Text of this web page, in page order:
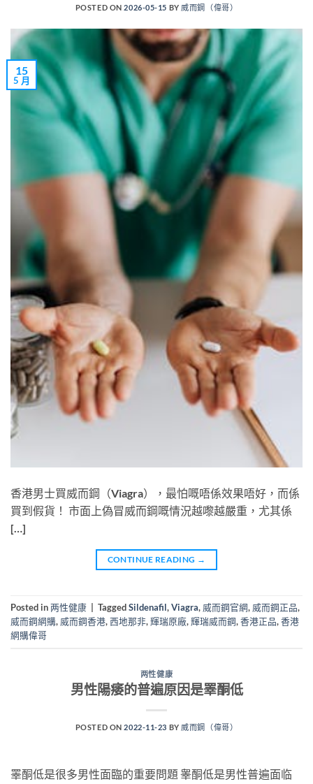
POSTED ON2026-05-15 BY 威而鋼（偉哥）
15
5 月
香港男士買威而鋼（Viagra），最怕嘅唔係效果唔好，而係
買到假貨！ 市面上偽冒威而鋼嘅情況越嚟越嚴重，尤其係
[…]
CONTINUE READING →
Posted in两性健康 TaggedSildenafil,Viagra, 威而鋼官網, 威而鋼正品,
威而鋼網購, 威而鋼香港,西地那非,輝瑞原廠,輝瑞威而鋼,香港正品,香港
網購偉哥
两性健康
男性陽痿的普遍原因是睪酮低
POSTED ON2022-11-23 BY 威而鋼（偉哥）
睪酮低是很多男性面臨的重要問題 睾酮低是男性普遍面临